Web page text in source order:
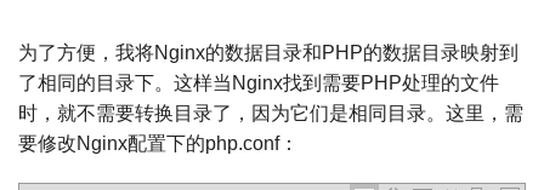
为了方便，我将Nginx的数据目录和PHP的数据目录映射到
了相同的目录下。这样当Nginx找到需要PHP处理的文件
时，就不需要转换目录了，因为它们是相同目录。这里，需
要修改Nginx配置下的php.conf：